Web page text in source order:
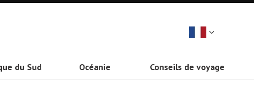
du Sud Océanie Conseils de voyage